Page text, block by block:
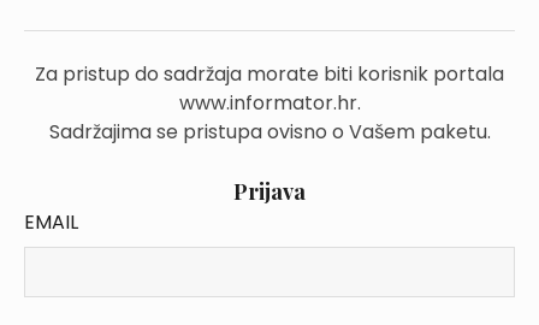
Za pristup do sadržaja morate biti korisnik portala
www.informator.hr.
Sadržajima se pristupa ovisno o Vašem paketu.
Prijava
EMAIL